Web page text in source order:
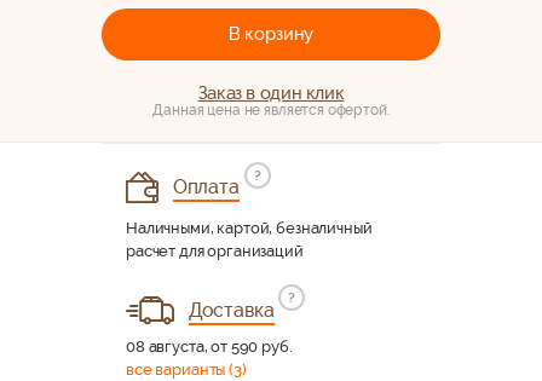
В корзину
Заказ в один клик
Данная цена не является офертой.
Оплата
?
Наличными, картой, безналичный
расчет для организаций
Доставка
?
08 августа, от 590 руб.
все варианты (3)